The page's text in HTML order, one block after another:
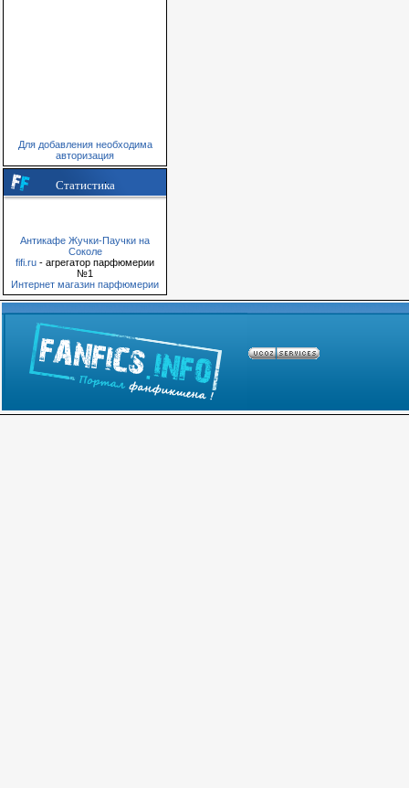
Для добавления необходима
авторизация
Статистика
Антикафе Жучки-Паучки на
Соколе
fifi.ru - агрегатор парфюмерии
№1
Интернет магазин парфюмерии